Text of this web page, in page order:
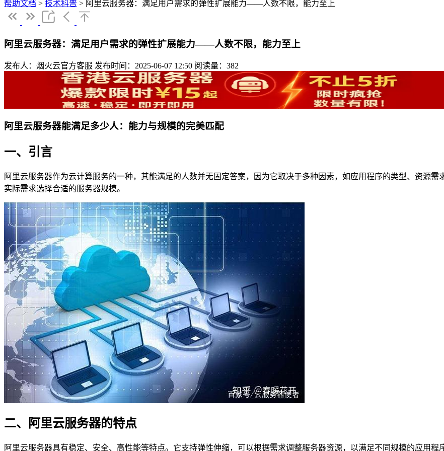
帮助文档 > 技术科普 > 阿里云服务器：满足用户需求的弹性扩展能力——人数不限，能力至上
阿里云服务器：满足用户需求的弹性扩展能力——人数不限，能力至上
发布人：烟火云官方客服 发布时间：2025-06-07 12:50 阅读量：382
阿里云服务器能满足多少人：能力与规模的完美匹配
一、引言
阿里云服务器作为云计算服务的一种，其能满足的人数并无固定答案，因为它取决于多种因素，如应用程序的类型、资源
实际需求选择合适的服务器规模。
二、阿里云服务器的特点
阿里云服务器具有稳定、安全、高性能等特点。它支持弹性伸缩，可以根据需求调整服务器资源，以满足不同规模的应用